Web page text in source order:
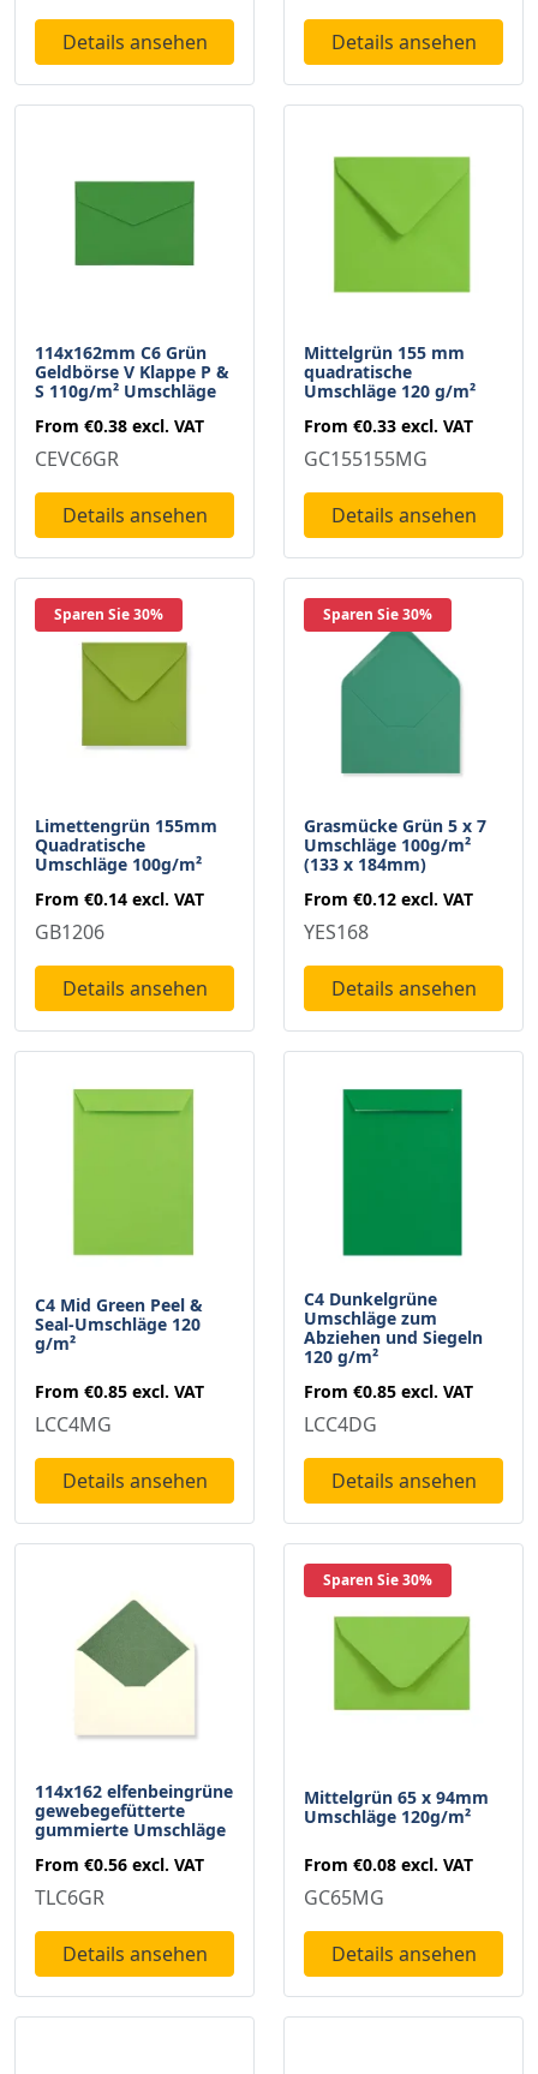
Details ansehen Details ansehen
114x162mm C6 Grün
Geldbörse V Klappe P &
S 110g/m² Umschläge
From €0.38 excl. VAT
CEVC6GR
Details ansehen
Mittelgrün 155 mm
quadratische
Umschläge 120 g/m²
From €0.33 excl. VAT
GC155155MG
Details ansehen
Sparen Sie 30%
Limettengrün 155mm
Quadratische
Umschläge 100g/m²
From €0.14 excl. VAT
GB1206
Details ansehen
Sparen Sie 30%
Grasmücke Grün 5 x 7
Umschläge 100g/m²
(133 x 184mm)
From €0.12 excl. VAT
YES168
Details ansehen
C4 Mid Green Peel &
Seal-Umschläge 120
g/m²
From €0.85 excl. VAT
LCC4MG
Details ansehen
C4 Dunkelgrüne
Umschläge zum
Abziehen und Siegeln
120 g/m²
From €0.85 excl. VAT
LCC4DG
Details ansehen
114x162 elfenbeingrüne
gewebegefütterte
gummierte Umschläge
From €0.56 excl. VAT
TLC6GR
Details ansehen
Sparen Sie 30%
Mittelgrün 65 x 94mm
Umschläge 120g/m²
From €0.08 excl. VAT
GC65MG
Details ansehen